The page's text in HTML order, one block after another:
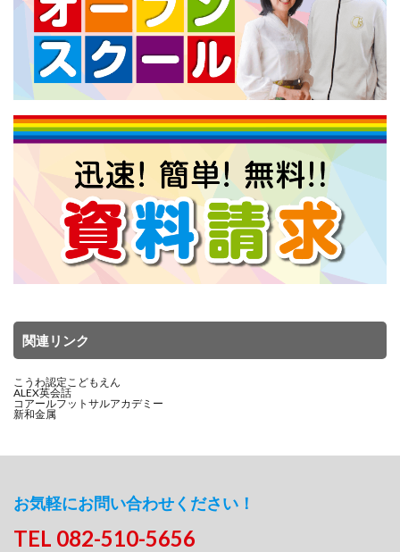
関連リンク
こうわ認定こどもえん
ALEX英会話
コアールフットサルアカデミー
新和金属
お気軽にお問い合わせください！
TEL 082-510-5656